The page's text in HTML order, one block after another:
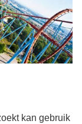
kan gebruik